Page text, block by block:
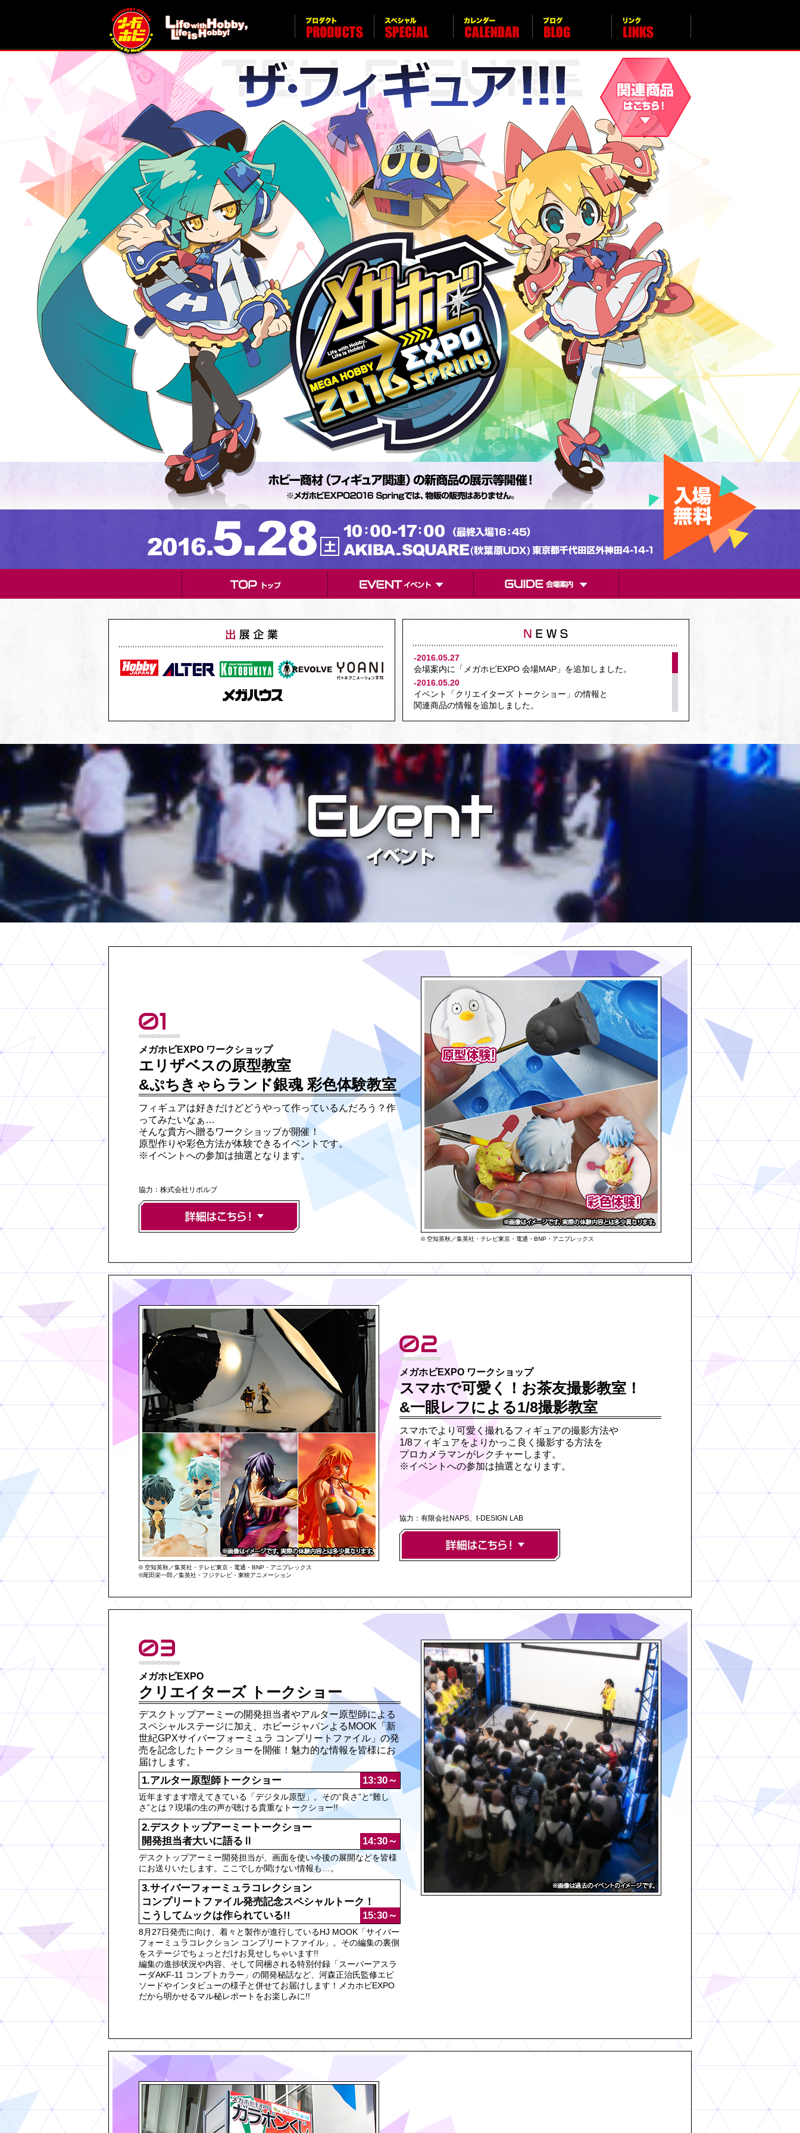
プロダクト PRODUCTS スペシャル SPECIAL カレンダー CALENDAR ブログ BLOG
TOP EVENT イベント GUIDE 会場案内
-2016.05.27
会場案内に「メガホビEXPO 会場MAP」を追加しました。
-2016.05.20
イベント「クリエイターズ トークショー」の情報と
関連商品の情報を追加しました。
-2016.05.16
-2016.05.12
イベント「ガラポンくじ」の詳細と関連商品の情報を
追加しました。
-2016.04.28
イベント情報を公開しました。
-2016.04.25
メガホビEXPO2016 Springの特設サイト公開しました。
メガホビEXPO ワークショップ
エリザベスの原型教室
&ぷちきゃらランド銀魂 彩色体験教室
フィギュアは好きだけどどうやって作っているんだろう？作
ってみたいなぁ…
そんな貴方へ贈るワークショップが開催！
原型作りや彩色方法が体験できるイベントです。
※イベントへの参加は抽選となります。
協力：株式会社リボルブ
© 空知英秋／集英社・テレビ東京・電通・BNP・アニプレックス
© 空知英秋／集英社・テレビ東京・電通・BNP・アニプレックス
©尾田栄一郎／集英社・フジテレビ・東映アニメーション
メガホビEXPO ワークショップ
スマホで可愛く！お茶友撮影教室！
&一眼レフによる1/8撮影教室
スマホでより可愛く撮れるフィギュアの撮影方法や
1/8フィギュアをよりかっこ良く撮影する方法を
プロカメラマンがレクチャーします。
※イベントへの参加は抽選となります。
協力：有限会社NAPS、t-DESIGN LAB
メガホビEXPO
クリエイターズ トークショー
デスクトップアーミーの開発担当者やアルター原型師による
スペシャルステージに加え、ホビージャパンよるMOOK「新
世紀GPXサイバーフォーミュラ コンプリートファイル」の発
売を記念したトークショーを開催！魅力的な情報を皆様にお
届けします。
1.アルター原型師トークショー 13:30～
近年ますます増えてきている「デジタル原型」。その“良さ”と“難し
さ”とは？現場の生の声が聴ける貴重なトークショー!!
2.デスクトップアーミートークショー
開発担当者大いに語るⅡ
14:30～
デスクトップアーミー開発担当が、画面を使い今後の展開などを皆様
にお送りいたします。ここでしか聞けない情報も…。
3.サイバーフォーミュラコレクション
コンプリートファイル発売記念スペシャルトーク！
こうしてムックは作られている!!
15:30～
8月27日発売に向け、着々と製作が進行しているHJ MOOK「サイバー
フォーミュラコレクション コンプリートファイル」。その編集の裏側
をステージでちょっとだけお見せしちゃいます!!
編集の進捗状況や内容、そして同梱される特別付録「スーパーアスラ
ーダAKF-11 コンプトカラー」の開発秘話など、河森正治氏監修エピ
ソードやインタビューの様子と併せてお届けします！メカホビEXPO
だから明かせるマル秘レポートをお楽しみに!!